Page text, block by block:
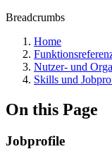
Breadcrumbs
Home
Nutzer- und
Skills und
On this Page
Jobprofile